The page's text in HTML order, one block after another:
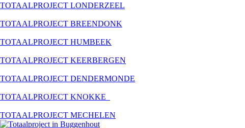
TOTAALPROJECT LONDERZEEL
TOTAALPROJECT BREENDONK
TOTAALPROJECT HUMBEEK
TOTAALPROJECT KEERBERGEN
TOTAALPROJECT DENDERMONDE
TOTAALPROJECT KNOKKE
TOTAALPROJECT MECHELEN